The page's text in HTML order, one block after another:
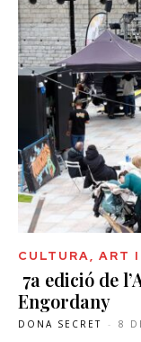
CULTURA, ART
7a edició de
Engordany
DONA SECRET - 8